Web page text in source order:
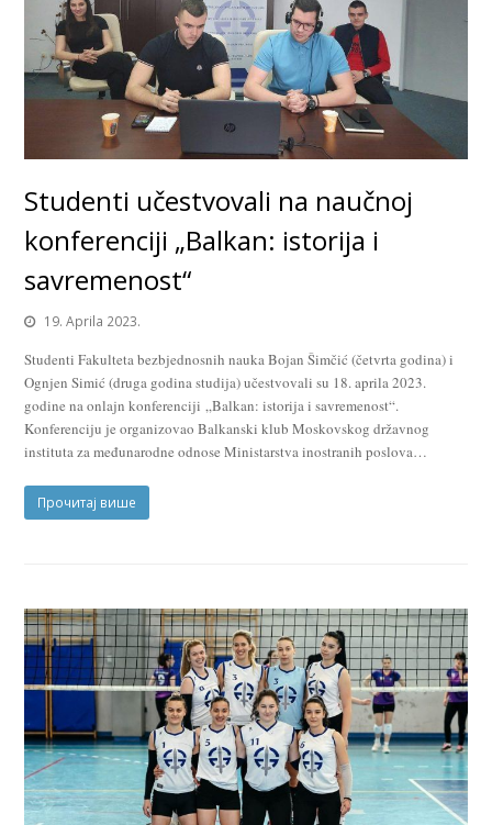
Studenti učestvovali na naučnoj
konferenciji „Balkan: istorija i
savremenost“
19. Aprila 2023.
Studenti Fakulteta bezbjednosnih nauka Bojan Šimčić (četvrta godina) i
Ognjen Simić (druga godina studija) učestvovali su 18. aprila 2023.
godine na onlajn konferenciji „Balkan: istorija i savremenost“.
Konferenciju je organizovao Balkanski klub Moskovskog državnog
instituta za međunarodne odnose Ministarstva inostranih poslova…
Прочитај више